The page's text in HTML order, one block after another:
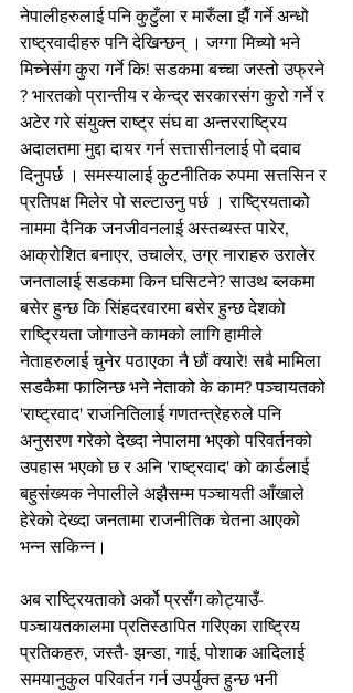
नेपालीहरुलाई पनि कुटुँला र मारुँला झैँ गर्ने अन्धो
राष्ट्रवादीहरु पनि देखिन्छन् । जग्गा मिच्यो भने
मिच्नेसंग कुरा गर्ने कि! सडकमा बच्चा जस्तो उफ्रने
? भारतको प्रान्तीय र केन्द्र सरकारसंग कुरो गर्ने र
अटेर गरे संयुक्त राष्ट्र संघ वा अन्तरराष्ट्रिय
अदालतमा मुद्दा दायर गर्न सत्तासीनलाई पो दवाव
दिनुपर्छ । समस्यालाई कुटनीतिक रुपमा सत्तसिन र
प्रतिपक्ष मिलेर पो सल्टाउनु पर्छ । राष्ट्रियताको
नाममा दैनिक जनजीवनलाई अस्तब्यस्त पारेर,
आक्रोशित बनाएर, उचालेर, उग्र नाराहरु उरालेर
जनतालाई सडकमा किन घसिटने? साउथ ब्लकमा
बसेर हुन्छ कि सिंहदरवारमा बसेर हुन्छ देशको
राष्ट्रियता जोगाउने कामको लागि हामीले
नेताहरुलाई चुनेर पठाएका नै छौं क्यारे! सबै मामिला
सडकैमा फालिन्छ भने नेताको के काम? पञ्चायतको
'राष्ट्रवाद' राजनितिलाई गणतन्त्रेहरुले पनि
अनुसरण गरेको देख्दा नेपालमा भएको परिवर्तनको
उपहास भएको छ र अनि 'राष्ट्रवाद' को कार्डलाई
बहुसंख्यक नेपालीले अझैसम्म पञ्चायती आँखाले
हेरेको देख्दा जनतामा राजनीतिक चेतना आएको
भन्न सकिन्न।
अब राष्ट्रियताको अर्को प्रसँग कोट्याउँ-
पञ्चायतकालमा प्रतिस्ठापित गरिएका राष्ट्रिय
प्रतिकहरु, जस्तै- झन्डा, गाई, पोशाक आदिलाई
समयानुकुल परिवर्तन गर्न उपर्युक्त हुन्छ भनी